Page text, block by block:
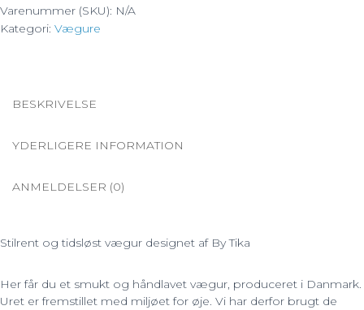
sildeben
og
antal
Varenummer (SKU): N/A
Kategori: Vægure
BESKRIVELSE
YDERLIGERE INFORMATION
ANMELDELSER (0)
Stilrent og tidsløst vægur designet af By Tika
Her får du et smukt og håndlavet vægur, produceret i Danmark.
Uret er fremstillet med miljøet for øje. Vi har derfor brugt de